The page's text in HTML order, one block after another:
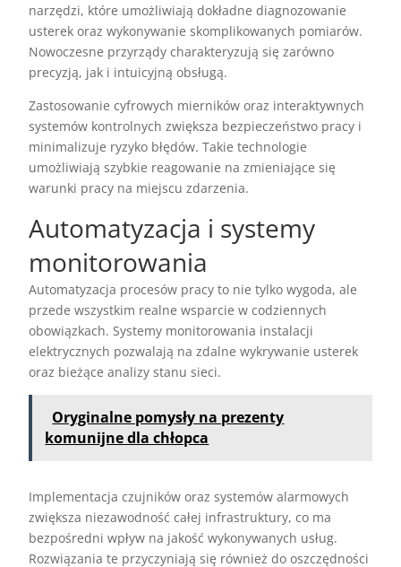
narzędzi, które umożliwiają dokładne diagnozowanie
usterek oraz wykonywanie skomplikowanych pomiarów.
Nowoczesne przyrządy charakteryzują się zarówno
precyzją, jak i intuicyjną obsługą.
Zastosowanie cyfrowych mierników oraz interaktywnych
systemów kontrolnych zwiększa bezpieczeństwo pracy i
minimalizuje ryzyko błędów. Takie technologie
umożliwiają szybkie reagowanie na zmieniające się
warunki pracy na miejscu zdarzenia.
Automatyzacja i systemy
monitorowania
Automatyzacja procesów pracy to nie tylko wygoda, ale
przede wszystkim realne wsparcie w codziennych
obowiązkach. Systemy monitorowania instalacji
elektrycznych pozwalają na zdalne wykrywanie usterek
oraz bieżące analizy stanu sieci.
Oryginalne pomysły na prezenty
komunijne dla chłopca
Implementacja czujników oraz systemów alarmowych
zwiększa niezawodność całej infrastruktury, co ma
bezpośredni wpływ na jakość wykonywanych usług.
Rozwiązania te przyczyniają się również do oszczędności